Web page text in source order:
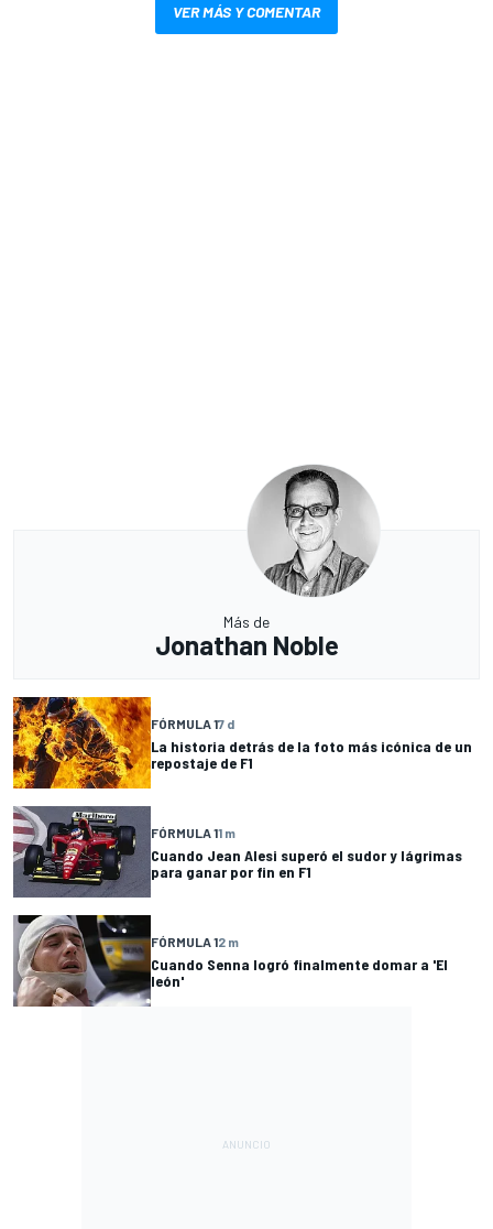
VER MÁS Y COMENTAR
Más de
Jonathan Noble
FÓRMULA 17 d
La historia detrás de la foto más icónica de un
repostaje de F1
FÓRMULA 11 m
Cuando Jean Alesi superó el sudor y lágrimas
para ganar por fin en F1
FÓRMULA 12 m
Cuando Senna logró finalmente domar a 'El
león'